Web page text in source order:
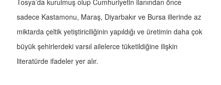
Tosya’da kurulmuş olup Cumhuriyetin ilanından önce
sadece Kastamonu, Maraş, Diyarbakır ve Bursa illerinde az
miktarda çeltik yetiştiriciliğinin yapıldığı ve üretimin daha çok
büyük şehirlerdeki varsıl ailelerce tüketildiğine ilişkin
literatürde ifadeler yer alır.